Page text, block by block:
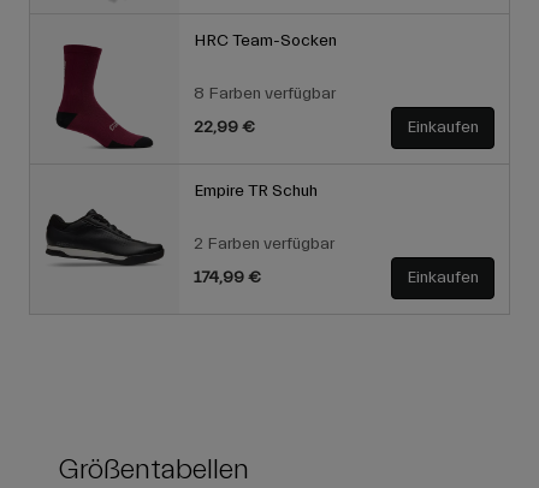
HRC Team-Socken
8 Farben verfügbar
22,99 €
Einkaufen
Empire TR Schuh
2 Farben verfügbar
174,99 €
Einkaufen
Größentabellen